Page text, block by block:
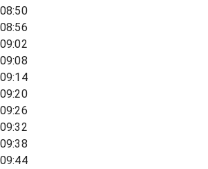
08:50
08:56
09:02
09:08
09:14
09:20
09:26
09:32
09:38
09:44